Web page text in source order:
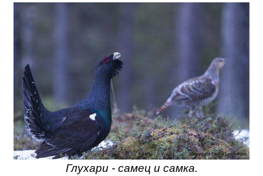
Глухари - самец и самка.